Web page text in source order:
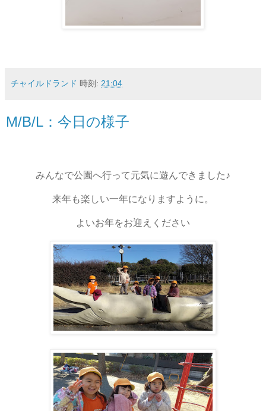
チャイルドランド 時刻: 21:04
M/B/L：今日の様子
みんなで公園へ行って元気に遊んできました♪
来年も楽しい一年になりますように。
よいお年をお迎えください